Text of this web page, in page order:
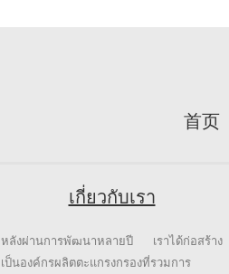
首页
เกี่ยวกับเรา
หลังผ่านการพัฒนาหลายปี เราได้ก่อสร้าง
เป็นองค์กรผลิตตะแกรงกรองที่รวมการ